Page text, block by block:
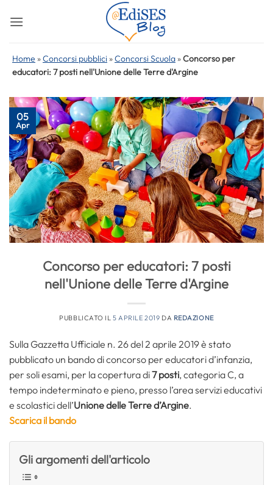
Home »Concorsi pubblici »Concorsi Scuola »Concorso per
educatori: 7 posti nell'Unione delle Terre d'Argine
05
Apr
Concorso per educatori: 7 posti
nell'Unione delle Terre d'Argine
PUBBLICATO IL5 APRILE 2019 DA REDAZIONE
Sulla Gazzetta Ufficiale n. 26 del 2 aprile 2019 è stato
pubblicato un bando di concorso per educatori d’infanzia,
per soli esami, per la copertura di7 posti, categoria C, a
tempo indeterminato e pieno, presso l’area servizi educativi
e scolastici dell’Unione delle Terre d’Argine.
Scarica il bando
Gli argomenti dell'articolo